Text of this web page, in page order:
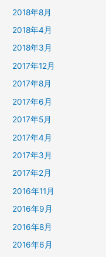
2018年8月
2018年4月
2018年3月
2017年12月
2017年8月
2017年6月
2017年5月
2017年4月
2017年3月
2017年2月
2016年11月
2016年9月
2016年8月
2016年6月